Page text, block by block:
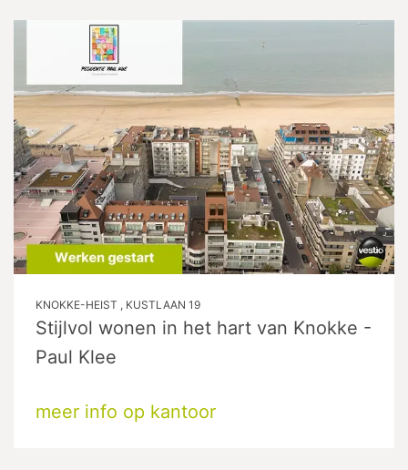
KNOKKE-HEIST , KUSTLAAN 19
Stijlvol wonen in het hart van Knokke -
Paul Klee
meer info op kantoor